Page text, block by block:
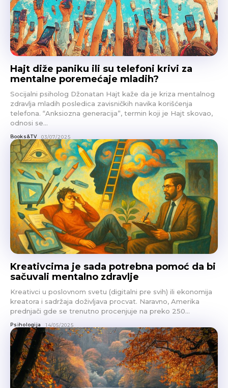
Hajt diže paniku ili su telefoni krivi za
mentalne poremećaje mladih?
Socijalni psiholog Džonatan Hajt kaže da je kriza mentalnog
zdravlja mladih posledica zavisničkih navika korišćenja
telefona. “Anksiozna generacija”, termin koji je Hajt skovao,
odnosi se...
Books&TV 03/07/2025
Kreativcima je sada potrebna pomoć da bi
sačuvali mentalno zdravlje
Kreativci u poslovnom svetu (digitalni pre svih) ili ekonomija
kreatora i sadržaja doživljava procvat. Naravno, Amerika
prednjači gde se trenutno procenjuje na preko 250...
Psihologija 14/05/2025